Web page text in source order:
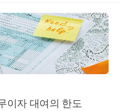
40%세율로 탈바꿈하다니
고 넘어가면 세금을 낼 수 밖
차이로 40%세율을 적용받는
도시기를 늦추면 비과세라는
데 나중에 팔라는 말일까요?
도시기는 언제일까요?거래에
잔금청산일을 양도시기(취득
니다.​즉 계약금 및 중도금은
산일과 등기일 중 빠른 날]을
오늘은 등기유무로 인해 달라
야기 해보려합니다.​등기 말소
주하는 A씨가 상속받은 재산
택이 있었는데 이를 A씨는 당
그대로 방치하였습니다.​나중
파려고 알아본결과 1세대1주
납부할 세금이 없다고 생각
이자 대여의 한도